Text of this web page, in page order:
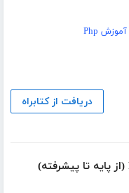
آموزش Php
دریافت از کتابراه